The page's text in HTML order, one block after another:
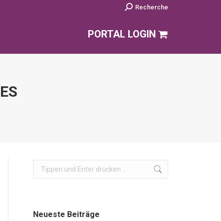
Search:Recherche
PORTAL LOGIN
Search:
Neueste Beiträge